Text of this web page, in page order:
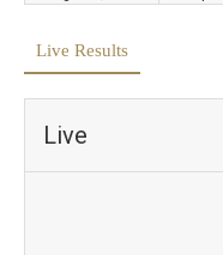
Live Results
Live